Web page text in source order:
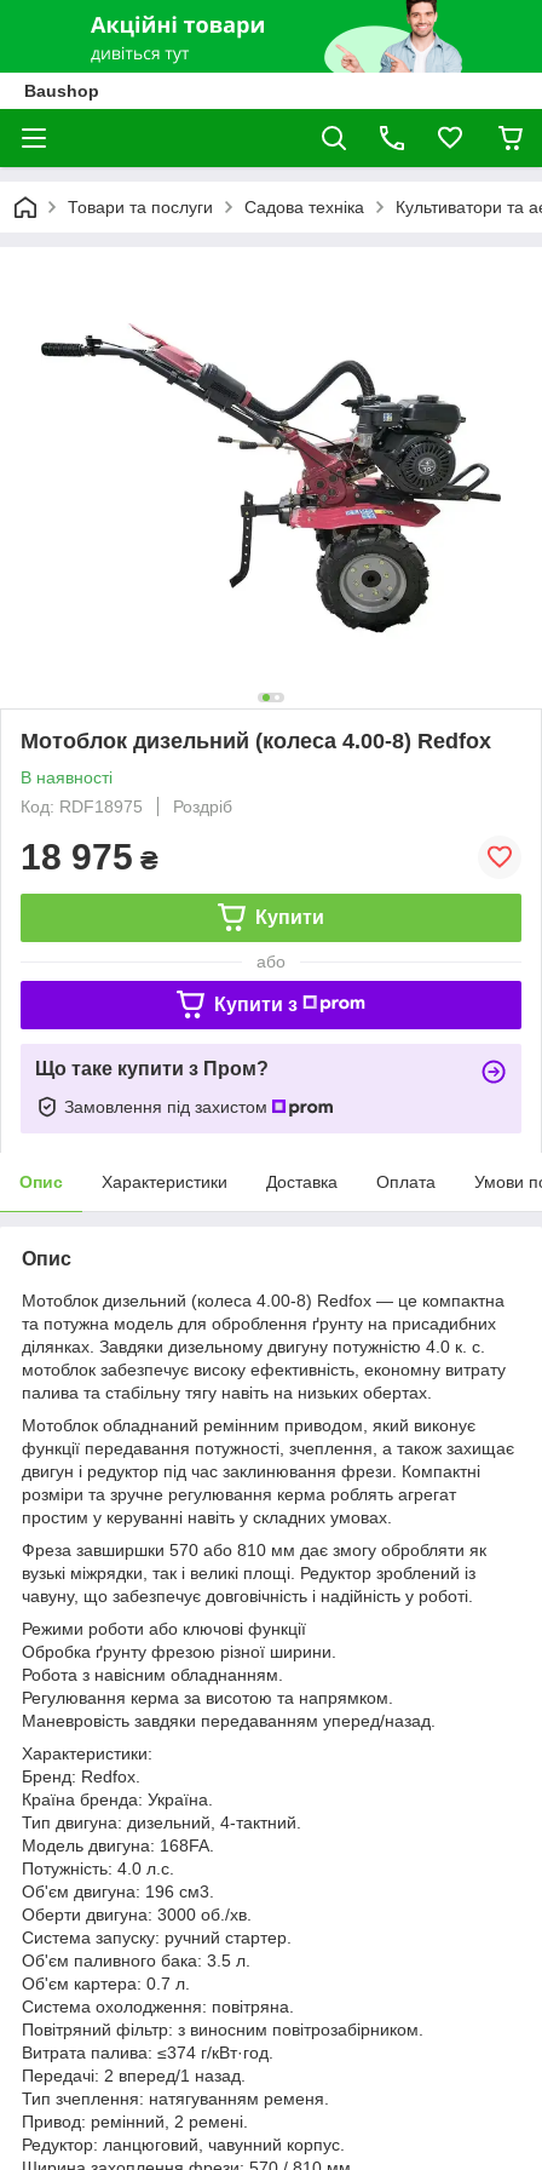
Baushop
Товари та послуги Садова техніка Культиватори та
Мотоблок дизельний (колеса 4.00-8) Redfox
В наявності
Код: RDF18975
Роздріб
18 975 ₴
Купити
або
Купити з
Що таке купити з Пром?
Замовлення під захистом
Опис Характеристики Доставка Оплата Умови
Опис
Мотоблок дизельний (колеса 4.00-8) Redfox — це компактна
та потужна модель для оброблення ґрунту на присадибних
ділянках. Завдяки дизельному двигуну потужністю 4.0 к. с.
мотоблок забезпечує високу ефективність, економну витрату
палива та стабільну тягу навіть на низьких обертах.
Мотоблок обладнаний ремінним приводом, який виконує
функції передавання потужності, зчеплення, а також захищає
двигун і редуктор під час заклинювання фрези. Компактні
розміри та зручне регулювання керма роблять агрегат
простим у керуванні навіть у складних умовах.
Фреза завширшки 570 або 810 мм дає змогу обробляти як
вузькі міжрядки, так і великі площі. Редуктор зроблений із
чавуну, що забезпечує довговічність і надійність у роботі.
Режими роботи або ключові функції
Обробка ґрунту фрезою різної ширини.
Робота з навісним обладнанням.
Регулювання керма за висотою та напрямком.
Маневровість завдяки передаванням уперед/назад.
Характеристики:
Бренд: Redfox.
Країна бренда: Україна.
Тип двигуна: дизельний, 4-тактний.
Модель двигуна: 168FA.
Потужність: 4.0 л.с.
Об'єм двигуна: 196 см3.
Оберти двигуна: 3000 об./хв.
Система запуску: ручний стартер.
Об'єм паливного бака: 3.5 л.
Об'єм картера: 0.7 л.
Система охолодження: повітряна.
Повітряний фільтр: з виносним повітрозабірником.
Витрата палива: ≤374 г/кВт·год.
Передачі: 2 вперед/1 назад.
Тип зчеплення: натягуванням ременя.
Привод: ремінний, 2 ремені.
Редуктор: ланцюговий, чавунний корпус.